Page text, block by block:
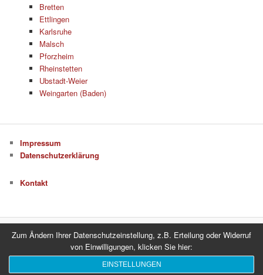
Bretten
Ettlingen
Karlsruhe
Malsch
Pforzheim
Rheinstetten
Ubstadt-Weier
Weingarten (Baden)
Impressum
Datenschutzerklärung
Kontakt
Datenschutzerklärung Stolz präsentiert von WordPress
Zum Ändern Ihrer Datenschutzeinstellung, z.B. Erteilung oder Widerruf
von Einwilligungen, klicken Sie hier:
EINSTELLUNGEN